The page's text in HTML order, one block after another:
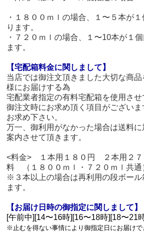
・１８００ｍｌの場合、１〜５本が
ります。
・７２０ｍｌの場合、１〜10本が１
ます。
【宅配箱料金に関しまして】
当店では御注文頂きました大切な商
様にお届けする為
宅配業者指定の有料宅配箱を使用させ
御注文時にお求め頂く項目がござい
お求め下さい。
万一、御利用がなかった場合は送料
案内させて頂きます。
<料金> １本用１８０円 ２本用２
料 （１８００ｍｌ・７２０ｍｌ共通
※３本以上の場合は再利用の段ボール
ます。
【お届け日時の御指定に関しまして】
[午前中][14〜16時][16〜18時][18〜21
※止むを得ない事情により御指定日にお届けで